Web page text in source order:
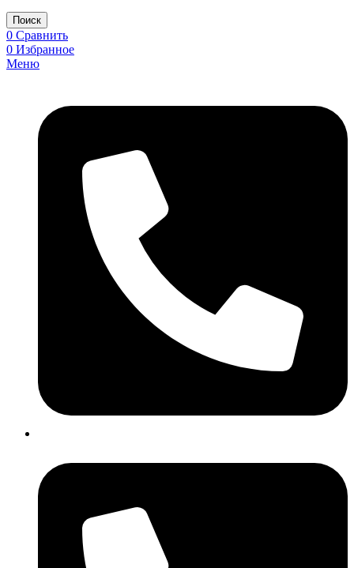
Поиск
0 Сравнить
0 Избранное
Меню